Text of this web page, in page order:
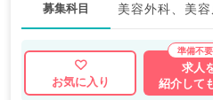
募集科目 美容外科、美
お気に入り
求人
紹介して